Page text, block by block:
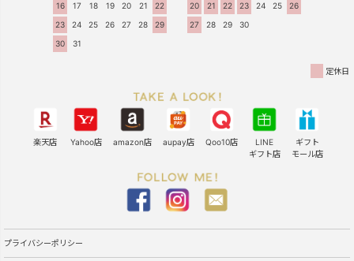
16
17 18 19 20 21
22
23
24 25 26 27 28
29
30
31
20
21 22 23 24 25
26
27
28 29 30
定休日
楽天店 Yahoo店 amazon店 aupay店 Qoo10店
LINE
ギフト店
ギフト
モール店
プライバシーポリシー